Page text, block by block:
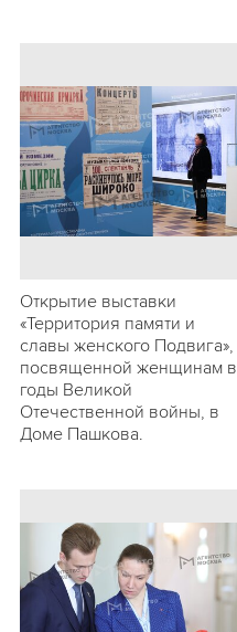
Открытие выставки
«Территория памяти и
славы женского Подвига»,
посвященной женщинам в
годы Великой
Отечественной войны, в
Доме Пашкова.